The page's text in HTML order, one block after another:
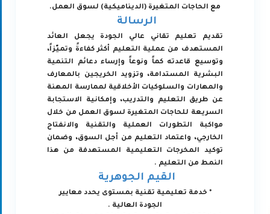
مع الحاجات المتغيرة (الديناميكية) لسوق العمل.
الرسالة
تقديم تعليم تقاني عالي الجودة يجعل العائد
المستهدف من عملية التعليم أكثر كفاءةً وتميّزاً،
وتوسيع قاعدته كماً ونوعاً وإرساء دعائم التنمية
البشرية المستدامة، وتزويد الخريجين بالمعارف
والمهارات والسلوكيات الأخلاقية لممارسة المهنة
عن طريق التعليم والتدريب، وإمكانية الاستجابة
السريعة للحاجات المتغيرة لسوق العمل من خلال
مواكبة التطورات العملية والتقنية والانفتاح
الخارجي، واعتماد التعليم من أجل السوق، وضمان
توكيد المخرجات التعليمية المستهدفة من هذا
النمط من التعليم .
القيم الجوهرية
* خدمة تعليمية تقنية بمستوى يحدد معايير
الجودة العالية .